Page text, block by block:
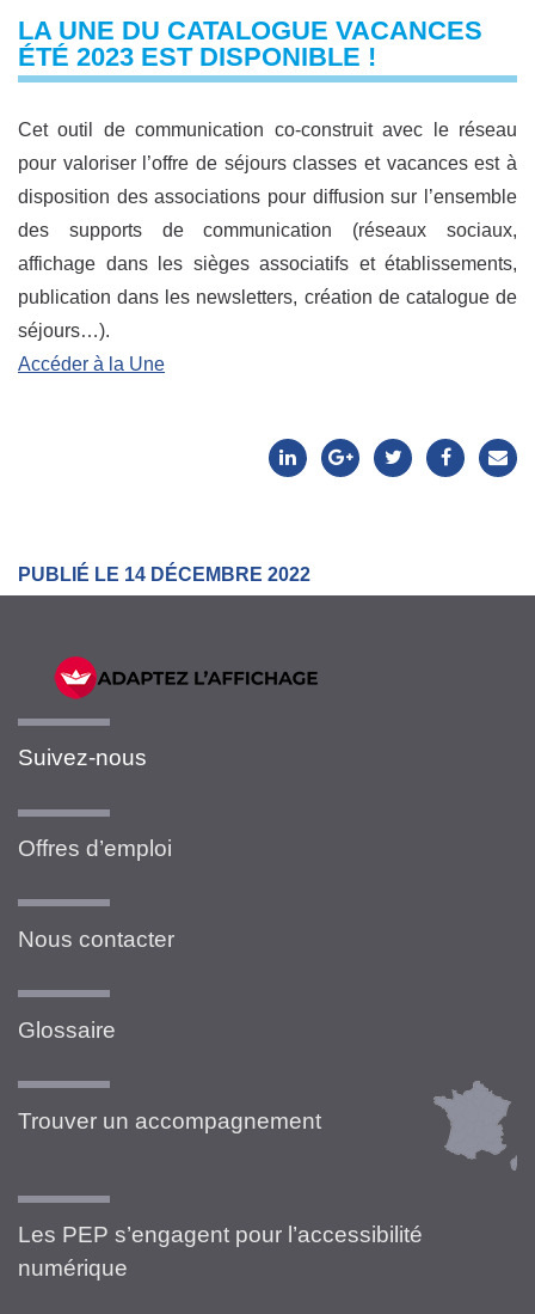
LA UNE DU CATALOGUE VACANCES
ÉTÉ 2023 EST DISPONIBLE !
Cet outil de communication co-construit avec le réseau
pour valoriser l’offre de séjours classes et vacances est à
disposition des associations pour diffusion sur l’ensemble
des supports de communication (réseaux sociaux,
affichage dans les sièges associatifs et établissements,
publication dans les newsletters, création de catalogue de
séjours…).
Accéder à la Une
PUBLIÉ LE 14 DÉCEMBRE 2022
Suivez-nous
Offres d’emploi
Nous contacter
Glossaire
Trouver un accompagnement
Les PEP s’engagent pour l’accessibilité
numérique